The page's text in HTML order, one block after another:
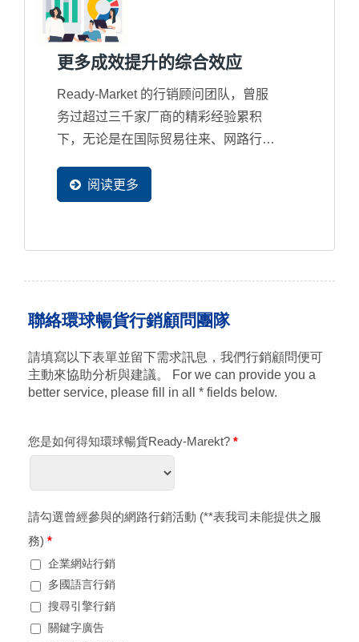
更多成效提升的综合效应
Ready-Market 的行销顾问团队，曾服
务过超过三千家厂商的精彩经验累积
下，无论是在国际贸易往来、网路行销
网站设计优化、系统设计优化，甚至是
Google...
阅读更多